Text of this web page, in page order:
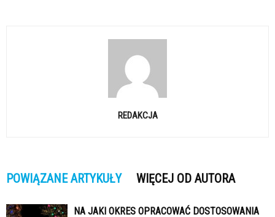
REDAKCJA
POWIĄZANE ARTYKUŁY WIĘCEJ OD AUTORA
NA JAKI OKRES OPRACOWAĆ DOSTOSOWANIA